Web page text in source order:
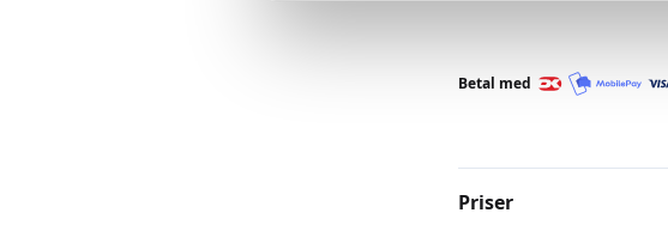
Betal med
Priser